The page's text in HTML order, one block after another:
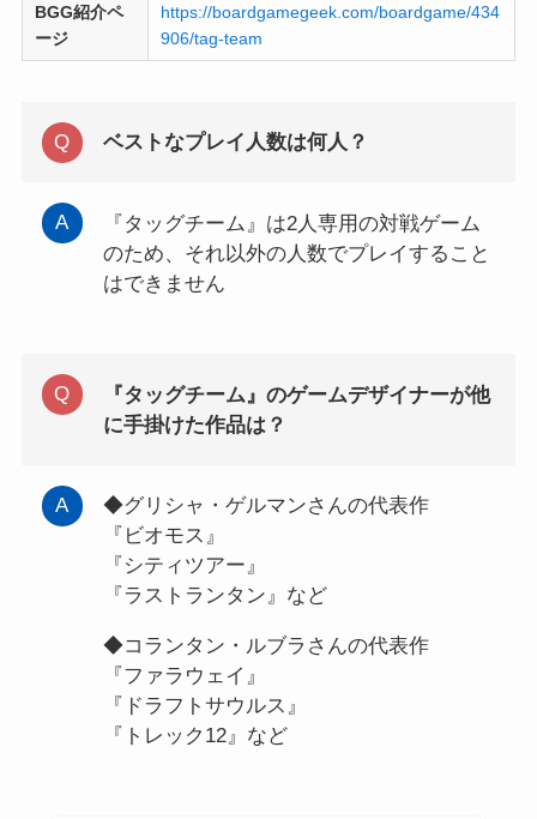
BGG紹介ペ
ージ
https://boardgamegeek.com/boardgame/434
906/tag-team
ベストなプレイ人数は何人？
『タッグチーム』は2人専用の対戦ゲーム
のため、それ以外の人数でプレイすること
はできません
『タッグチーム』のゲームデザイナーが他
に手掛けた作品は？
◆グリシャ・ゲルマンさんの代表作
『ビオモス』
『シティツアー』
『ラストランタン』など
◆コランタン・ルブラさんの代表作
『ファラウェイ』
『ドラフトサウルス』
『トレック12』など